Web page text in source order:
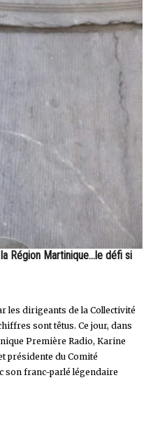
Région Martinique...le défi si
les dirigeants de la Collectivité
sont têtus. Ce jour, dans
Première Radio, Karine
présidente du Comité
son franc-parlé légendaire